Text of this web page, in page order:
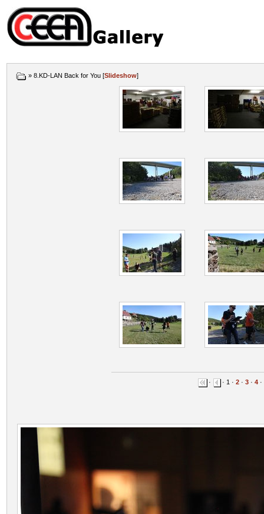
» 8.KD-LAN Back for You [Slideshow]
· · 1 ·2 ·3 ·4 ·